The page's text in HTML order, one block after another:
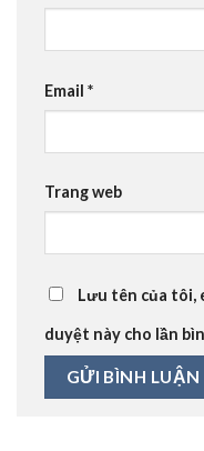
Email *
Trang web
Lưu tên của tôi,
duyệt này cho lần